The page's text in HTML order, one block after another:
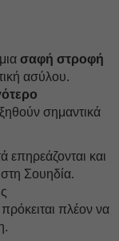
σαφή στροφή
ασύλου.
σημαντικά
επηρεάζονται και
Σουηδία.
πλέον να